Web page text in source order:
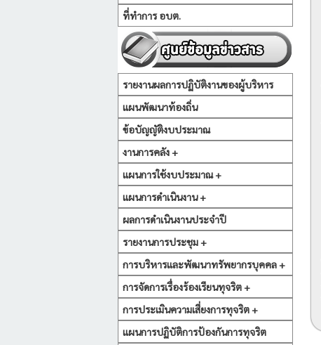
ที่ทำการ อบต.
รายงานผลการปฏิบัติงานของผู้บริหาร
แผนพัฒนาท้องถิ่น
ข้อบัญญัติงบประมาณ
งานการคลัง +
แผนการใช้งบประมาณ +
แผนการดำเนินงาน +
ผลการดำเนินงานประจำปี
รายงานการประชุม +
การบริหารและพัฒนาทรัพยากรบุคคล +
การจัดการเรื่องร้องเรียนทุจริต +
การประเมินความเสี่ยงการทุจริต +
แผนการปฏิบัติการป้องกันการทุจริต